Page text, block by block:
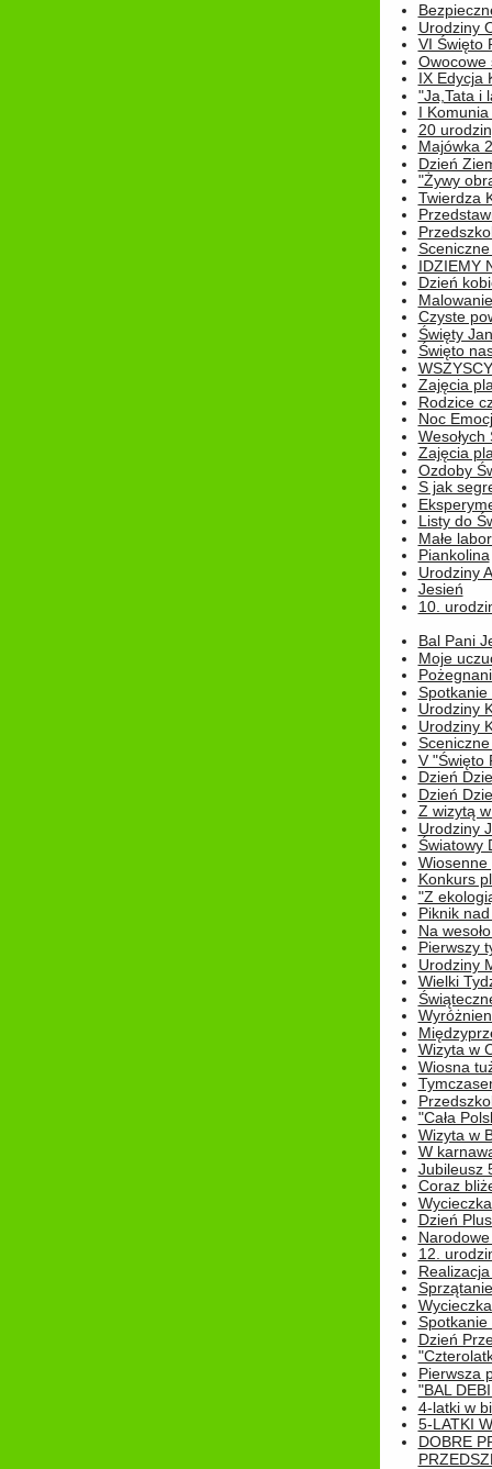
Urodziny
VI Święto
Owocowe
IX Edycja
"Ja,Tata i
I
20
Majówka
Dzień
"Żywy
Twierdza
IDZIEMY
Dzień
Czyste
Święty
Święto
Zajęcia
Rodzice
Noc
Wesołych
Zajęcia
Ozdoby
S jak
Listy do
Małe
Piankolina
Urodziny
Jesień
10.
Bal Pani
Moje
Spotkanie
Urodziny
Urodziny
V "Święto
Dzień
Dzień
Z wizytą
Urodziny
Światowy
Wiosenne
Konkurs
"Z
Piknik
Na
Pierwszy
Urodziny
Wielki
Wizyta w
Wiosna
"Cała
Wizyta w
W
Jubileusz
Coraz
Dzień
12.
Spotkanie
Dzień
Pierwsza
"BAL
4-latki w
5-LATKI
DOBRE